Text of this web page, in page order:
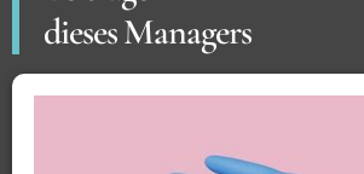
dieses Managers